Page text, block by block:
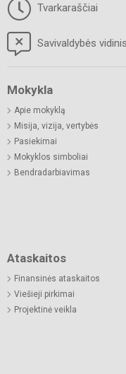
Tvarkaraščiai
Savivaldybės
Mokykla
Apie mokyklą
Misija, vizija, vertybės
Pasiekimai
Mokyklos simboliai
Bendradarbiavimas
Ataskaitos
Finansinės ataskaitos
Viešieji pirkimai
Projektinė veikla